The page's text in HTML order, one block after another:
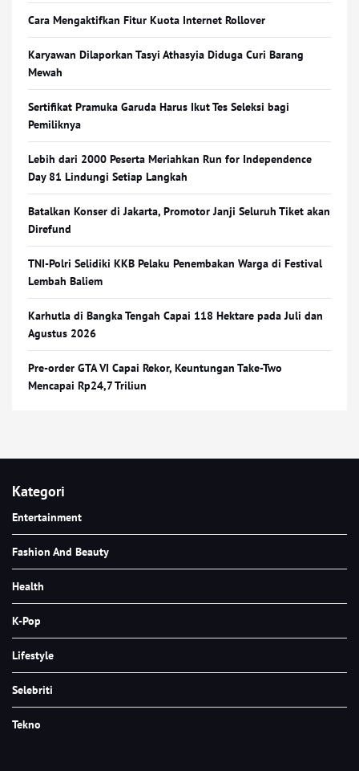
Cara Mengaktifkan Fitur Kuota Internet Rollover
Karyawan Dilaporkan Tasyi Athasyia Diduga Curi Barang
Mewah
Sertifikat Pramuka Garuda Harus Ikut Tes Seleksi bagi
Pemiliknya
Lebih dari 2000 Peserta Meriahkan Run for Independence
Day 81 Lindungi Setiap Langkah
Batalkan Konser di Jakarta, Promotor Janji Seluruh Tiket akan
Direfund
TNI-Polri Selidiki KKB Pelaku Penembakan Warga di Festival
Lembah Baliem
Karhutla di Bangka Tengah Capai 118 Hektare pada Juli dan
Agustus 2026
Pre-order GTA VI Capai Rekor, Keuntungan Take-Two
Mencapai Rp24,7 Triliun
Kategori
Entertainment
Fashion And Beauty
Health
K-Pop
Lifestyle
Selebriti
Tekno